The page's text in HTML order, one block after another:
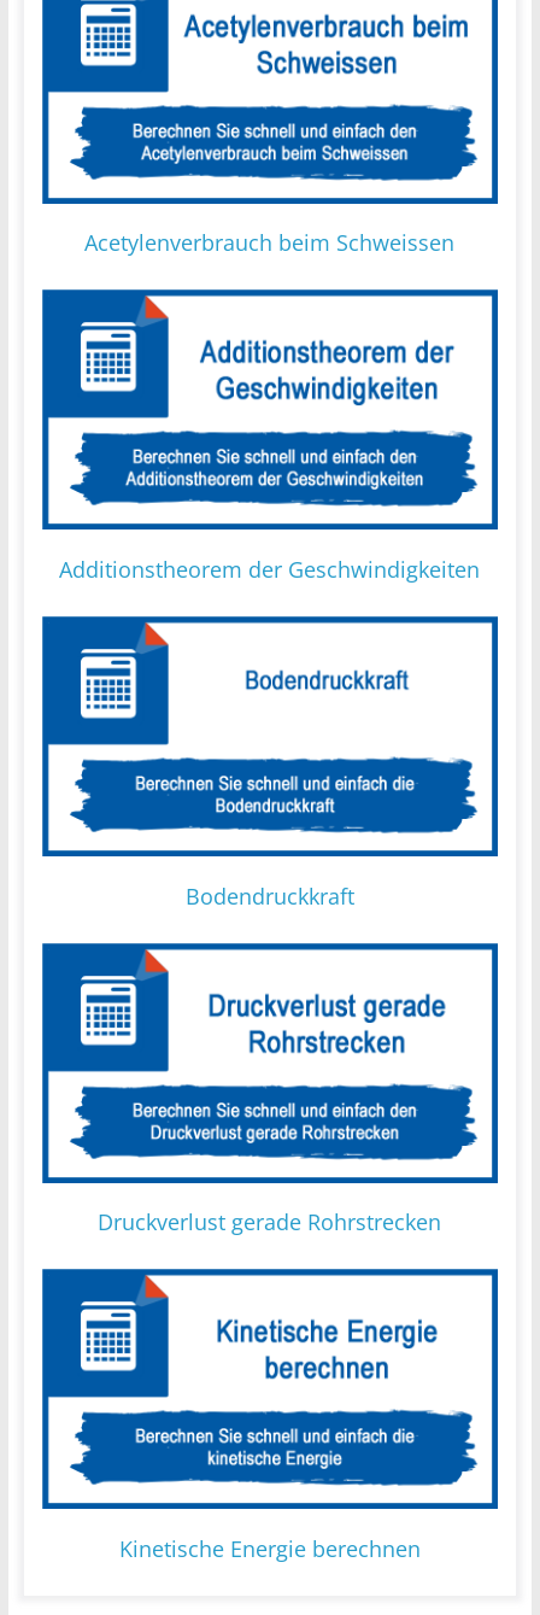
Acetylenverbrauch beim Schweissen
Additionstheorem der Geschwindigkeiten
Bodendruckkraft
Druckverlust gerade Rohrstrecken
Kinetische Energie berechnen